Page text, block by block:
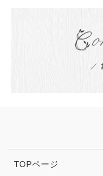
TOPページ